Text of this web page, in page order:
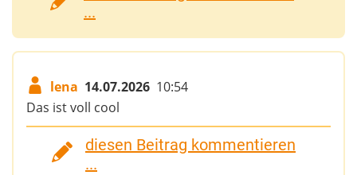
...
lena 14.07.2026 10:54
Das ist voll cool
diesen Beitrag kommentieren
...